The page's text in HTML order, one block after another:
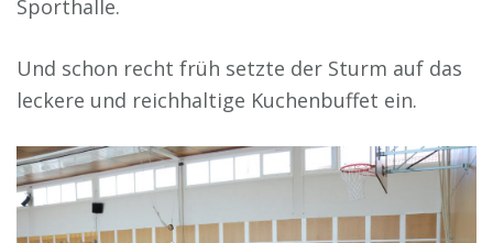
Sporthalle.
Und schon recht früh setzte der Sturm auf das
leckere und reichhaltige Kuchenbuffet ein.